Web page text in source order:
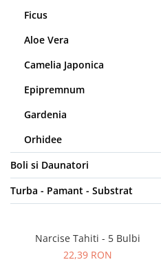
Ficus
Aloe Vera
Camelia Japonica
Epipremnum
Gardenia
Orhidee
Boli si Daunatori
Turba - Pamant - Substrat
Narcise Tahiti - 5 Bulbi
22,39 RON